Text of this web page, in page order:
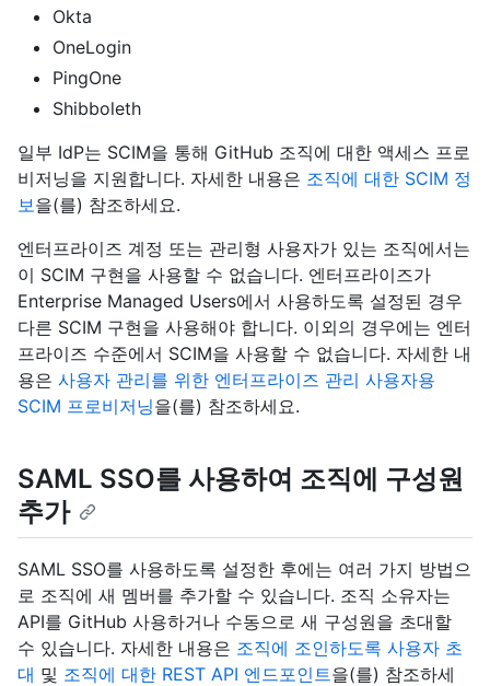
Okta
OneLogin
PingOne
Shibboleth
일부 IdP는 SCIM을 통해 GitHub 조직에 대한 액세스 프로
비저닝을 지원합니다. 자세한 내용은 조직에 대한 SCIM 정
보을(를) 참조하세요.
엔터프라이즈 계정 또는 관리형 사용자가 있는 조직에서는
이 SCIM 구현을 사용할 수 없습니다. 엔터프라이즈가
Enterprise Managed Users에서 사용하도록 설정된 경우
다른 SCIM 구현을 사용해야 합니다. 이외의 경우에는 엔터
프라이즈 수준에서 SCIM을 사용할 수 없습니다. 자세한 내
용은 사용자 관리를 위한 엔터프라이즈 관리 사용자용
SCIM 프로비저닝을(를) 참조하세요.
SAML SSO를 사용하여 조직에 구성원
추가
SAML SSO를 사용하도록 설정한 후에는 여러 가지 방법으
로 조직에 새 멤버를 추가할 수 있습니다. 조직 소유자는
API를 GitHub 사용하거나 수동으로 새 구성원을 초대할
수 있습니다. 자세한 내용은 조직에 조인하도록 사용자 초
대 및 조직에 대한 REST API 엔드포인트을(를) 참조하세